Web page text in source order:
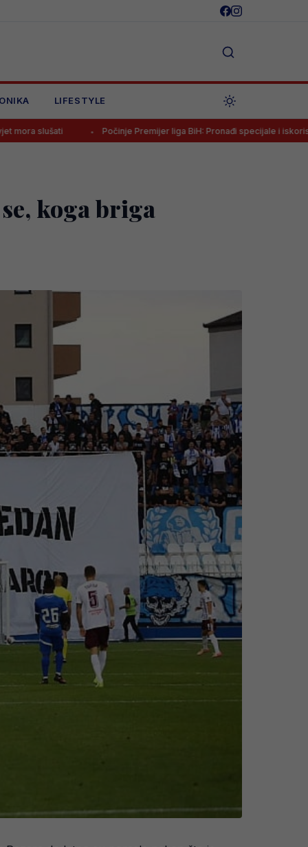
LIFESTYLE
Počinje Premijer liga BiH: Pronađi specijale i iskoristi jedinstvenu
koga briga